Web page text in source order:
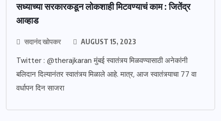
सध्याच्या सरकारकडून लोकशाही मिटवण्याचं काम : जितेंद्र
आव्हाड
सदानंद खोपकर AUGUST 15, 2023
Twitter : @therajkaran मुंबई स्वातंत्र्य मिळवण्यासाठी अनेकांनी
बलिदान दिल्यानंतर स्वातंत्र्य मिळाले आहे. मात्र, आज स्वातंत्र्याचा 77 वा
वर्धापन दिन साजरा